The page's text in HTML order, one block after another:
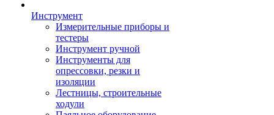
Инструмент
Измерительные приборы и
тестеры
Инструмент ручной
Инструменты для
опрессовки, резки и
изоляции
Лестницы, строительные
ходули